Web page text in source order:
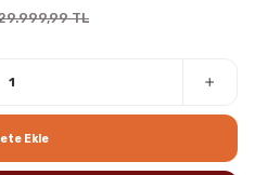
TL
Ekle